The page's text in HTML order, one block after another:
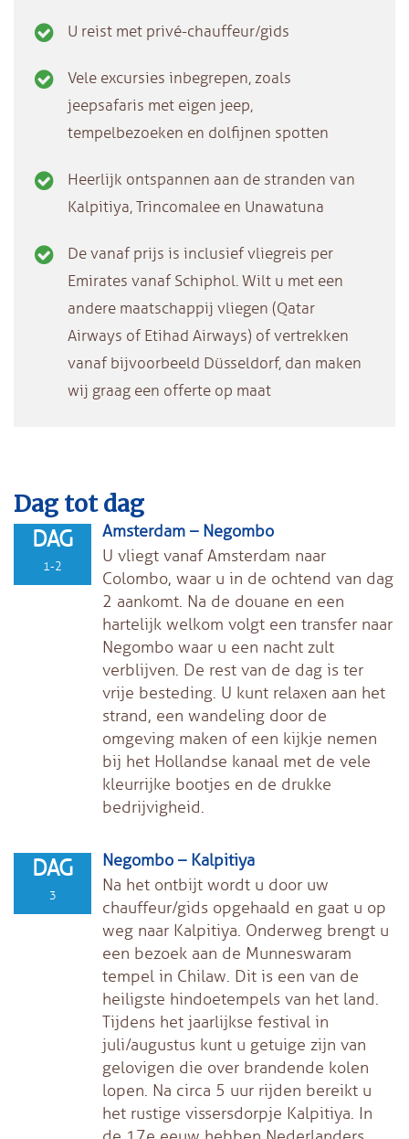
U reist met privé-chauffeur/gids
Vele excursies inbegrepen, zoals
jeepsafaris met eigen jeep,
tempelbezoeken en dolfijnen spotten
Heerlijk ontspannen aan de stranden van
Kalpitiya, Trincomalee en Unawatuna
De vanaf prijs is inclusief vliegreis per
Emirates vanaf Schiphol. Wilt u met een
andere maatschappij vliegen (Qatar
Airways of Etihad Airways) of vertrekken
vanaf bijvoorbeeld Düsseldorf, dan maken
wij graag een offerte op maat
Dag tot dag
DAG
1-2
Amsterdam – Negombo
U vliegt vanaf Amsterdam naar
Colombo, waar u in de ochtend van dag
2 aankomt. Na de douane en een
hartelijk welkom volgt een transfer naar
Negombo waar u een nacht zult
verblijven. De rest van de dag is ter
vrije besteding. U kunt relaxen aan het
strand, een wandeling door de
omgeving maken of een kijkje nemen
bij het Hollandse kanaal met de vele
kleurrijke bootjes en de drukke
bedrijvigheid.
DAG
3
Negombo – Kalpitiya
Na het ontbijt wordt u door uw
chauffeur/gids opgehaald en gaat u op
weg naar Kalpitiya. Onderweg brengt u
een bezoek aan de Munneswaram
tempel in Chilaw. Dit is een van de
heiligste hindoetempels van het land.
Tijdens het jaarlijkse festival in
juli/augustus kunt u getuige zijn van
gelovigen die over brandende kolen
lopen. Na circa 5 uur rijden bereikt u
het rustige vissersdorpje Kalpitiya. In